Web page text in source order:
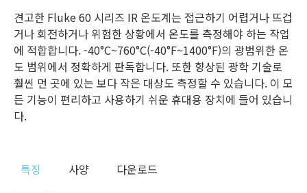
견고한 Fluke 60 시리즈 IR 온도계는 접근하기 어렵거나 뜨겁
거나 회전하거나 위험한 상황에서 온도를 측정해야 하는 작업
에 적합합니다. -40°C~760°C(-40°F~1400°F)의 광범위한 온
도 범위에서 정확하게 판독합니다. 또한 향상된 광학 기술로
훨씬 먼 곳에 있는 보다 작은 대상도 측정할 수 있습니다. 이 모
든 기능이 편리하고 사용하기 쉬운 휴대용 장치에 들어 있습니
다.
특징 사양
다운로드